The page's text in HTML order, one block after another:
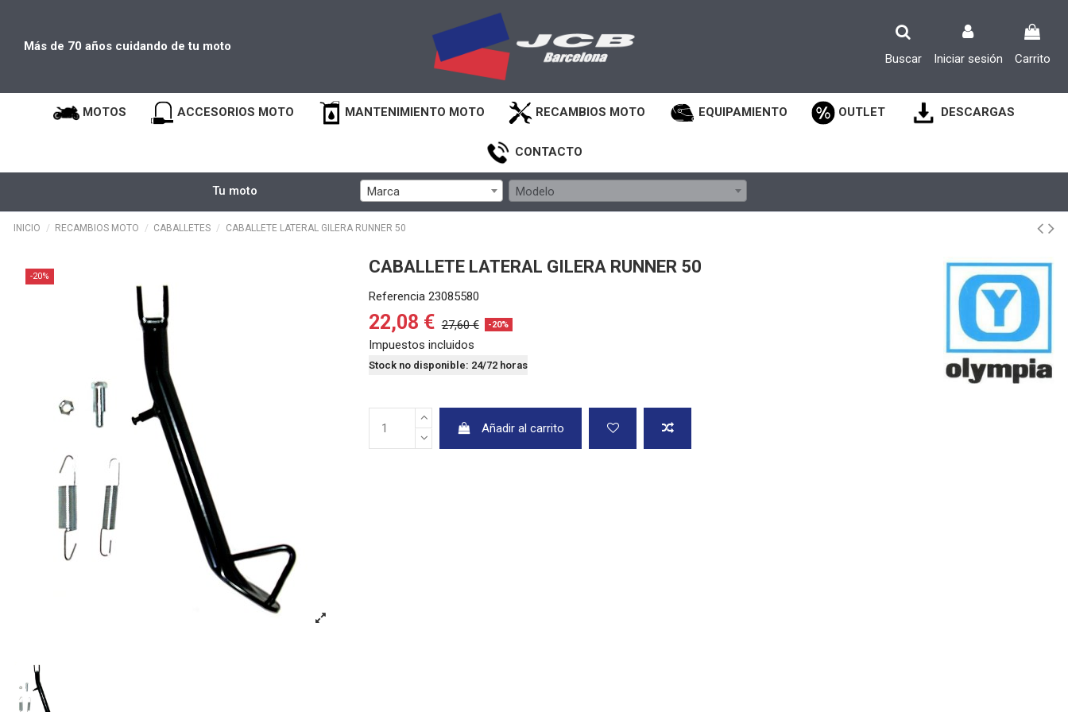
Más de 70 años cuidando de tu moto
Buscar
Iniciar sesión Carrito
MOTOS ACCESORIOS MOTO MANTENIMIENTO MOTO RECAMBIOS MOTO EQUIPAMIENTO OUTLET DESCARGAS
CONTACTO
Tu moto Marca Modelo
INICIO RECAMBIOS MOTO CABALLETES CABALLETE LATERAL GILERA RUNNER 50
-20% CABALLETE LATERAL GILERA RUNNER 50
Referencia 23085580
22,08 € 27,60 € -20%
Impuestos incluidos
Stock no disponible: 24/72 horas
Añadir al carrito